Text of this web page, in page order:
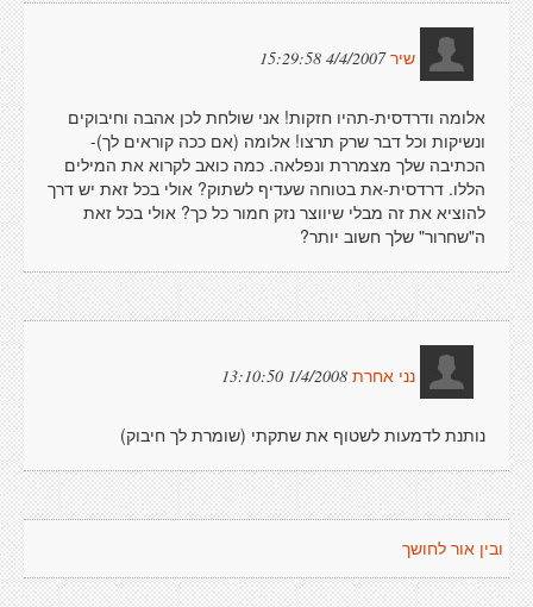
שיר4/4/2007 15:29:58
אלומה ודרדסית-תהיו חזקות! אני שולחת לכן אהבה וחיבוקים
ונשיקות וכל דבר שרק תרצו! אלומה (אם ככה קוראים לך)-
הכתיבה שלך מצמררת ונפלאה. כמה כואב לקרוא את המילים
הללו. דרדסית-את בטוחה שעדיף לשתוק? אולי בכל זאת יש דרך
להוציא את זה מבלי שיווצר נזק חמור כל כך? אולי בכל זאת
ה"שחרור" שלך חשוב יותר?
נני אחרת 1/4/2008 13:10:50
נותנת לדמעות לשטוף את שתקתי (שומרת לך חיבוק)
ובין אור לחושך